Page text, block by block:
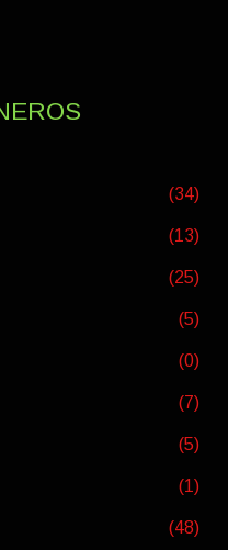
(34)
(13)
(25)
(5)
(0)
(7)
(5)
(1)
(48)